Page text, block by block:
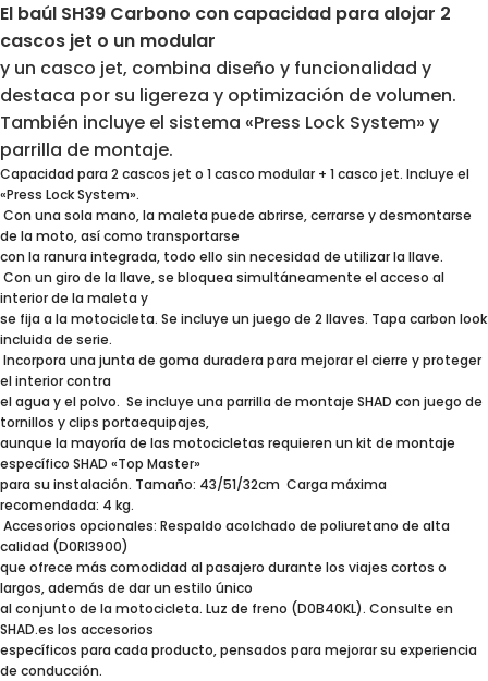
El baúl SH39 Carbono con capacidad para alojar 2
cascos jet o un modular
y un casco jet, combina diseño y funcionalidad y
destaca por su ligereza y optimización de volumen.
También incluye el sistema «Press Lock System» y
parrilla de montaje.
Capacidad para 2 cascos jet o 1 casco modular + 1 casco jet. Incluye el
«Press Lock System».
Con una sola mano, la maleta puede abrirse, cerrarse y desmontarse
de la moto, así como transportarse
con la ranura integrada, todo ello sin necesidad de utilizar la llave.
Con un giro de la llave, se bloquea simultáneamente el acceso al
interior de la maleta y
se fija a la motocicleta. Se incluye un juego de 2 llaves. Tapa carbon look
incluida de serie.
Incorpora una junta de goma duradera para mejorar el cierre y proteger
el interior contra
el agua y el polvo. Se incluye una parrilla de montaje SHAD con juego de
tornillos y clips portaequipajes,
aunque la mayoría de las motocicletas requieren un kit de montaje
específico SHAD «Top Master»
para su instalación. Tamaño: 43/51/32cm Carga máxima
recomendada: 4 kg.
Accesorios opcionales: Respaldo acolchado de poliuretano de alta
calidad (D0RI3900)
que ofrece más comodidad al pasajero durante los viajes cortos o
largos, además de dar un estilo único
al conjunto de la motocicleta. Luz de freno (D0B40KL). Consulte en
SHAD.es los accesorios
específicos para cada producto, pensados para mejorar su experiencia
de conducción.